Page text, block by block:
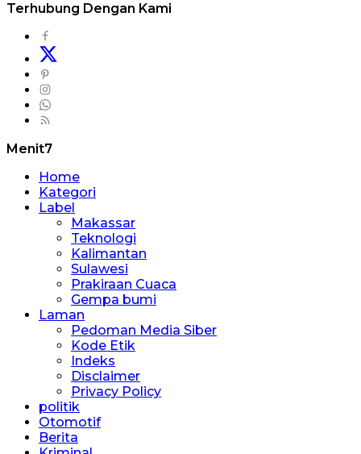
Terhubung Dengan Kami
Menit7
Home
Kategori
Label
Makassar
Teknologi
Kalimantan
Sulawesi
Prakiraan Cuaca
Gempa bumi
Laman
Pedoman Media Siber
Kode Etik
Indeks
Disclaimer
Privacy Policy
politik
Otomotif
Berita